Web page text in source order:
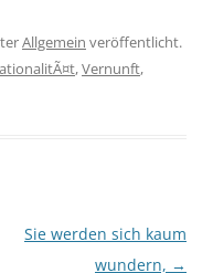
Allgemein veröffentlicht.
,Vernunft,
Sie werden sich kaum
wundern, →